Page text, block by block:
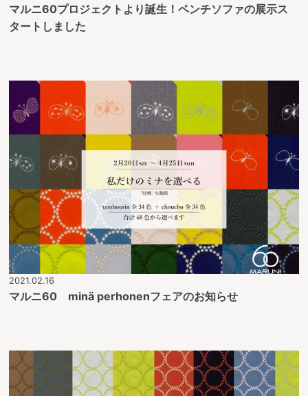
マルニ60プロジェクトより誕生！ベンチソファの展示ス
タートしました
2021.02.16
マルニ60 minä perhonenフェアのお知らせ